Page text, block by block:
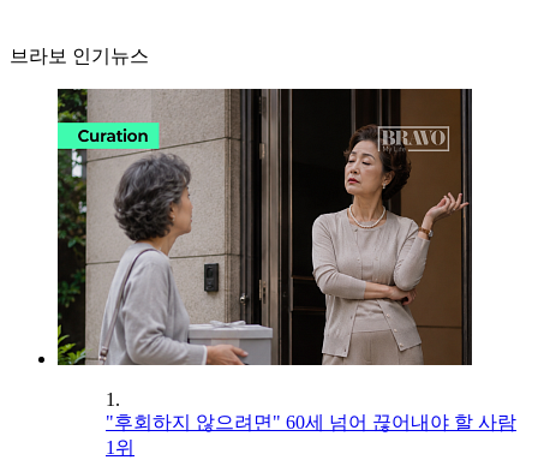
브라보 인기뉴스
1.
"후회하지 않으려면" 60세 넘어 끊어내야 할 사람
1위